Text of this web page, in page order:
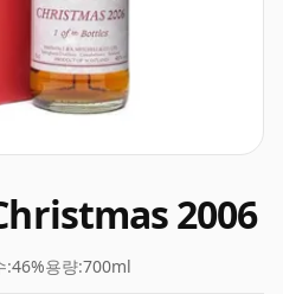
2006
:46%용량:700ml